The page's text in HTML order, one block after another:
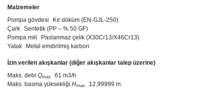
Malzemeler
Pompa gövdesi
Kır döküm (EN-GJL-250)
Çark Sentetik (PP – % 50 GF)
Pompa mili
Paslanmaz çelik (X30Cr13/X46Cr13)
Yatak
Metal emdirilmiş karbon
İzin verilen akışkanlar (diğer akışkanlar talep üzerine)
Maks. debi Qmax
61 m3/h
Maks. basma yüksekliği Hmax 12,99999 m